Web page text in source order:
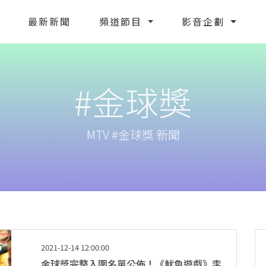
最新新聞 頻道節目 影音企劃
#金球獎
MTV #金球獎 新聞
2021-12-14 12:00:00